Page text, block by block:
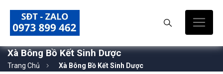
Xà Bông Bồ Kết Sinh Dược
Trang Chủ Xà Bông Bồ Kết Sinh Dược